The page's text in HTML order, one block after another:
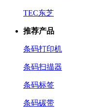
TEC东芝
推荐产品
条码打印机
条码扫描器
条码标签
条码碳带